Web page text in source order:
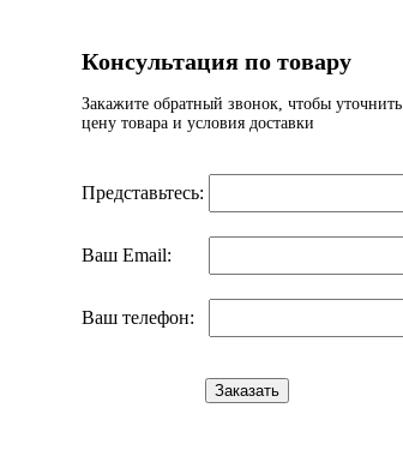
Консультация по товару
Закажите обратный звонок, чтобы уточнить
цену товара и условия доставки
Представьтесь:
Ваш Email:
Ваш телефон: